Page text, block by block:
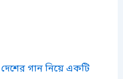
গান নিয়ে একটি